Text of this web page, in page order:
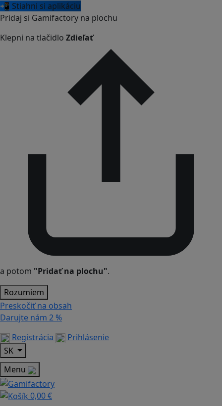
📲 Stiahni si aplikáciu
Pridaj si Gamifactory na plochu
Klepni na tlačidlo Zdieľať
a potom "Pridať na plochu".
Rozumiem
Preskočiť na obsah
Darujte nám 2 %
Registrácia
Prihlásenie
SK
Menu
0,00 €